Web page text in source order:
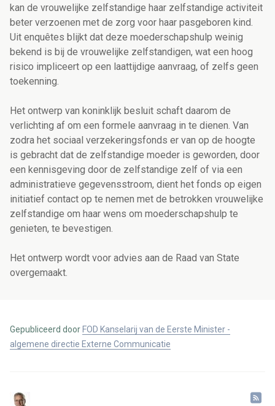
kan de vrouwelijke zelfstandige haar zelfstandige activiteit
beter verzoenen met de zorg voor haar pasgeboren kind.
Uit enquêtes blijkt dat deze moederschapshulp weinig
bekend is bij de vrouwelijke zelfstandigen, wat een hoog
risico impliceert op een laattijdige aanvraag, of zelfs geen
toekenning.
Het ontwerp van koninklijk besluit schaft daarom de
verlichting af om een formele aanvraag in te dienen. Van
zodra het sociaal verzekeringsfonds er van op de hoogte
is gebracht dat de zelfstandige moeder is geworden, door
een kennisgeving door de zelfstandige zelf of via een
administratieve gegevensstroom, dient het fonds op eigen
initiatief contact op te nemen met de betrokken vrouwelijke
zelfstandige om haar wens om moederschapshulp te
genieten, te bevestigen.
Het ontwerp wordt voor advies aan de Raad van State
overgemaakt.
Gepubliceerd door FOD Kanselarij van de Eerste Minister -
algemene directie Externe Communicatie